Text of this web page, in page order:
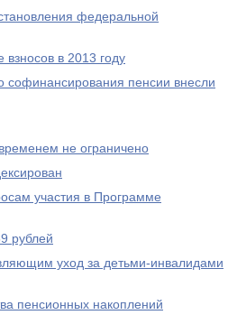
федеральной
в 2013 году
софинансирования пенсии внесли
не ограничено
участия в Программе
рублей
уход за детьми-инвалидами
пенсионных накоплений